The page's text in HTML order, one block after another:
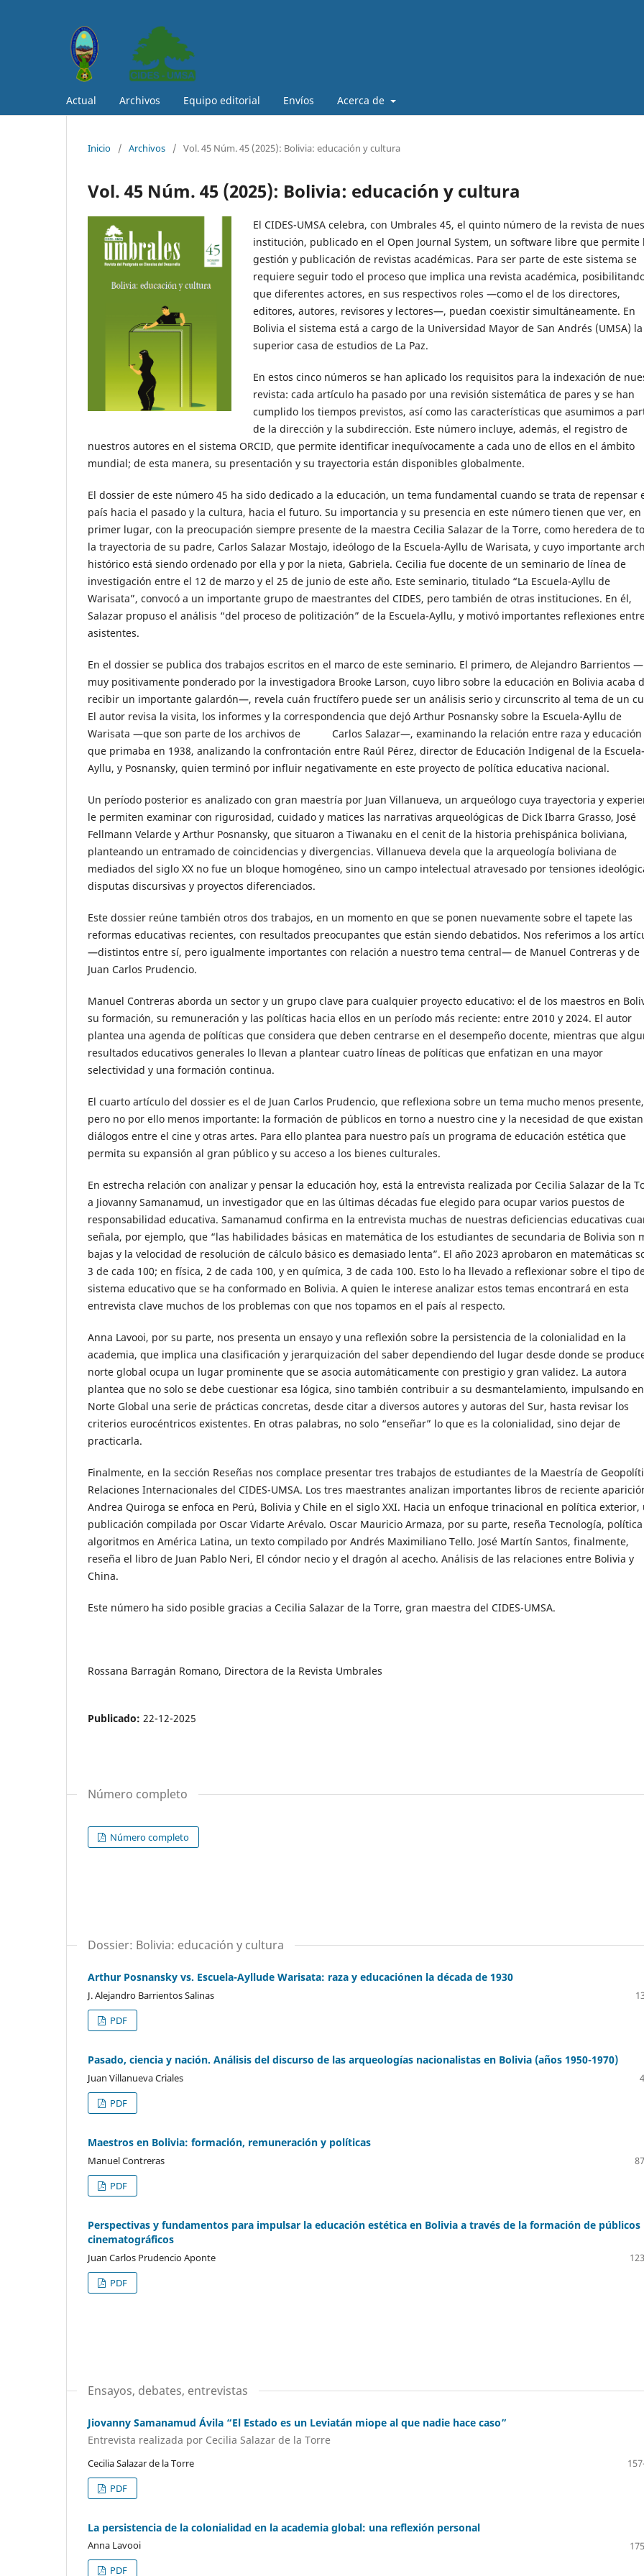
Actual Archivos Equipo editorial Envíos Acerca de
Inicio / Archivos / Vol. 45 Núm. 45 (2025): Bolivia: educación y cultura
Vol. 45 Núm. 45 (2025): Bolivia: educación y cultura
El CIDES-UMSA celebra, con Umbrales 45, el quinto número de la revista de
institución, publicado en el Open Journal System, un software libre que permite
gestión y publicación de revistas académicas. Para ser parte de este sistema se
requiere seguir todo el proceso que implica una revista académica,
que diferentes actores, en sus respectivos roles —como el de los directores,
editores, autores, revisores y lectores—, puedan coexistir simultáneamente. En
Bolivia el sistema está a cargo de la Universidad Mayor de San Andrés (UMSA) la
superior casa de estudios de La Paz.
En estos cinco números se han aplicado los requisitos para la indexación de
revista: cada artículo ha pasado por una revisión sistemática de pares y se han
cumplido los tiempos previstos, así como las características que asumimos a
de la dirección y la subdirección. Este número incluye, además, el registro de
nuestros autores en el sistema ORCID, que permite identificar inequívocamente a cada uno de ellos en el ámbito
mundial; de esta manera, su presentación y su trayectoria están disponibles globalmente.
El dossier de este número 45 ha sido dedicado a la educación, un tema fundamental cuando se trata de repensar
país hacia el pasado y la cultura, hacia el futuro. Su importancia y su presencia en este número tienen que ver, en
primer lugar, con la preocupación siempre presente de la maestra Cecilia Salazar de la Torre, como heredera de
la trayectoria de su padre, Carlos Salazar Mostajo, ideólogo de la Escuela-Ayllu de Warisata, y cuyo importante
histórico está siendo ordenado por ella y por la nieta, Gabriela. Cecilia fue docente de un seminario de línea de
investigación entre el 12 de marzo y el 25 de junio de este año. Este seminario, titulado “La Escuela-Ayllu de
Warisata”, convocó a un importante grupo de maestrantes del CIDES, pero también de otras instituciones. En él,
Salazar propuso el análisis “del proceso de politización” de la Escuela-Ayllu, y motivó importantes reflexiones
asistentes.
En el dossier se publica dos trabajos escritos en el marco de este seminario. El primero, de Alejandro Barrientos —
muy positivamente ponderado por la investigadora Brooke Larson, cuyo libro sobre la educación en Bolivia acaba
recibir un importante galardón—, revela cuán fructífero puede ser un análisis serio y circunscrito al tema de un
El autor revisa la visita, los informes y la correspondencia que dejó Arthur Posnansky sobre la Escuela-Ayllu de
Warisata —que son parte de los archivos de Carlos Salazar—, examinando la relación entre raza y educación
que primaba en 1938, analizando la confrontación entre Raúl Pérez, director de Educación Indigenal de la Escuela-
Ayllu, y Posnansky, quien terminó por influir negativamente en este proyecto de política educativa nacional.
Un período posterior es analizado con gran maestría por Juan Villanueva, un arqueólogo cuya trayectoria y
le permiten examinar con rigurosidad, cuidado y matices las narrativas arqueológicas de Dick Ibarra Grasso, José
Fellmann Velarde y Arthur Posnansky, que situaron a Tiwanaku en el cenit de la historia prehispánica boliviana,
planteando un entramado de coincidencias y divergencias. Villanueva devela que la arqueología boliviana de
mediados del siglo XX no fue un bloque homogéneo, sino un campo intelectual atravesado por tensiones
disputas discursivas y proyectos diferenciados.
Este dossier reúne también otros dos trabajos, en un momento en que se ponen nuevamente sobre el tapete las
reformas educativas recientes, con resultados preocupantes que están siendo debatidos. Nos referimos a los
—distintos entre sí, pero igualmente importantes con relación a nuestro tema central— de Manuel Contreras y de
Juan Carlos Prudencio.
Manuel Contreras aborda un sector y un grupo clave para cualquier proyecto educativo: el de los maestros en
su formación, su remuneración y las políticas hacia ellos en un período más reciente: entre 2010 y 2024. El autor
plantea una agenda de políticas que considera que deben centrarse en el desempeño docente, mientras que
resultados educativos generales lo llevan a plantear cuatro líneas de políticas que enfatizan en una mayor
selectividad y una formación continua.
El cuarto artículo del dossier es el de Juan Carlos Prudencio, que reflexiona sobre un tema mucho menos presente,
pero no por ello menos importante: la formación de públicos en torno a nuestro cine y la necesidad de que existan
diálogos entre el cine y otras artes. Para ello plantea para nuestro país un programa de educación estética que
permita su expansión al gran público y su acceso a los bienes culturales.
En estrecha relación con analizar y pensar la educación hoy, está la entrevista realizada por Cecilia Salazar de la
a Jiovanny Samanamud, un investigador que en las últimas décadas fue elegido para ocupar varios puestos de
responsabilidad educativa. Samanamud confirma en la entrevista muchas de nuestras deficiencias educativas
señala, por ejemplo, que “las habilidades básicas en matemática de los estudiantes de secundaria de Bolivia son
bajas y la velocidad de resolución de cálculo básico es demasiado lenta”. El año 2023 aprobaron en matemáticas
3 de cada 100; en física, 2 de cada 100, y en química, 3 de cada 100. Esto lo ha llevado a reflexionar sobre el tipo
sistema educativo que se ha conformado en Bolivia. A quien le interese analizar estos temas encontrará en esta
entrevista clave muchos de los problemas con que nos topamos en el país al respecto.
Anna Lavooi, por su parte, nos presenta un ensayo y una reflexión sobre la persistencia de la colonialidad en la
academia, que implica una clasificación y jerarquización del saber dependiendo del lugar desde donde se
norte global ocupa un lugar prominente que se asocia automáticamente con prestigio y gran validez. La autora
plantea que no solo se debe cuestionar esa lógica, sino también contribuir a su desmantelamiento, impulsando
Norte Global una serie de prácticas concretas, desde citar a diversos autores y autoras del Sur, hasta revisar los
criterios eurocéntricos existentes. En otras palabras, no solo “enseñar” lo que es la colonialidad, sino dejar de
practicarla.
Finalmente, en la sección Reseñas nos complace presentar tres trabajos de estudiantes de la Maestría de
Relaciones Internacionales del CIDES-UMSA. Los tres maestrantes analizan importantes libros de reciente
Andrea Quiroga se enfoca en Perú, Bolivia y Chile en el siglo XXI. Hacia un enfoque trinacional en política exterior,
publicación compilada por Oscar Vidarte Arévalo. Oscar Mauricio Armaza, por su parte, reseña Tecnología,
algoritmos en América Latina, un texto compilado por Andrés Maximiliano Tello. José Martín Santos, finalmente,
reseña el libro de Juan Pablo Neri, El cóndor necio y el dragón al acecho. Análisis de las relaciones entre Bolivia y
China.
Este número ha sido posible gracias a Cecilia Salazar de la Torre, gran maestra del CIDES-UMSA.
Rossana Barragán Romano, Directora de la Revista Umbrales
Publicado: 22-12-2025
Número completo
Número completo
Dossier: Bolivia: educación y cultura
Arthur Posnansky vs. Escuela-Ayllude Warisata: raza y educaciónen la década de 1930
J. Alejandro Barrientos Salinas
PDF
Pasado, ciencia y nación. Análisis del discurso de las arqueologías nacionalistas en Bolivia (años 1950-1970)
Juan Villanueva Criales
PDF
Maestros en Bolivia: formación, remuneración y políticas
Manuel Contreras
PDF
Perspectivas y fundamentos para impulsar la educación estética en Bolivia a través de la formación de públicos
cinematográficos
Juan Carlos Prudencio Aponte
PDF
Ensayos, debates, entrevistas
Jiovanny Samanamud Ávila “El Estado es un Leviatán miope al que nadie hace caso”
Entrevista realizada por Cecilia Salazar de la Torre
Cecilia Salazar de la Torre
PDF
La persistencia de la colonialidad en la academia global: una reflexión personal
Anna Lavooi
PDF